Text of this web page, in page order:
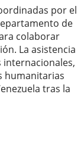
por el
de
colaborar
La asistencia
internacionales,
humanitarias
tras la